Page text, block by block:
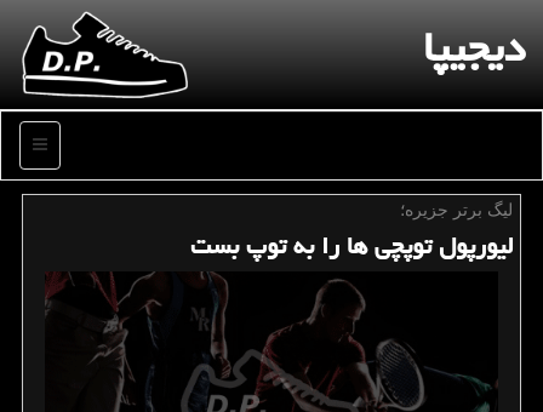
دیجیپا
منو
لیگ برتر جزیره؛
لیورپول توپچی ها را به توپ بست